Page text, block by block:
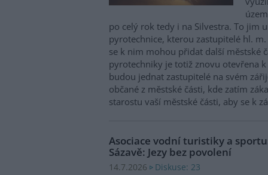
po celý rok tedy i na Silvestra. To jim
pyrotechnice, kterou zastupitelé hl.
se k nim mohou přidat další městské
pyrotechniky je totiž znovu otevřena
budou jednat zastupitelé na svém
občané z městské části, kde zatím
starostu vaší městské části, aby se k
Asociace vodní turistiky a
Sázavě: Jezy bez povolení
14.7.2026 Diskuse: 23